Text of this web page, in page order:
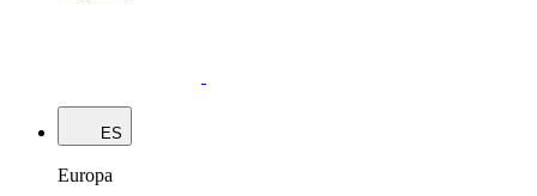
ES
Europa